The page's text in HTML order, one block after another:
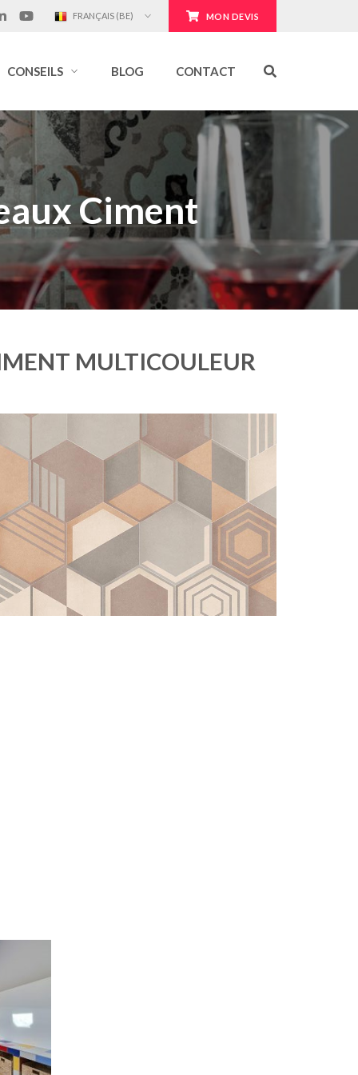
FRANÇAIS (BE) MON DEVIS
CONSEILS BLOG CONTACT
Ciment
MULTICOULEUR
OSMOSE
GEOM FONCÉ